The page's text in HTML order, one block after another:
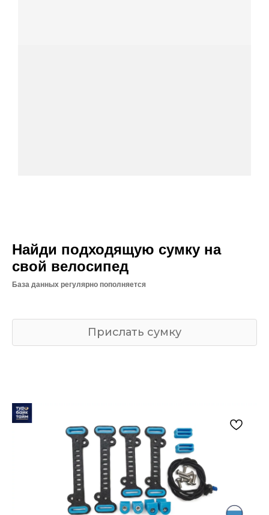
Найди подходящую сумку на
свой велосипед
База данных регулярно пополняется
Прислать сумку